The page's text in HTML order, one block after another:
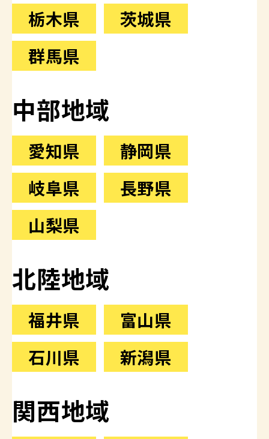
栃木県
茨城県
群馬県
中部地域
愛知県
静岡県
岐阜県
長野県
山梨県
北陸地域
福井県
富山県
石川県
新潟県
関西地域